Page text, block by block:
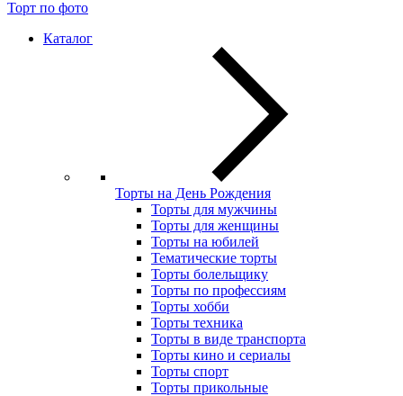
Торт по фото
Каталог
Торты на День Рождения
Торты для мужчины
Торты для женщины
Торты на юбилей
Тематические торты
Торты болельщику
Торты по профессиям
Торты хобби
Торты техника
Торты в виде транспорта
Торты кино и сериалы
Торты спорт
Торты прикольные